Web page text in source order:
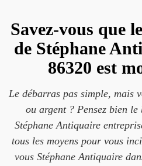
Savez-vous que
de Stéphane
86320 est
Le débarras pas simple, mais
ou argent ? Pensez bien le
Stéphane Antiquaire
tous les moyens pour vous
vous Stéphane Antiquaire